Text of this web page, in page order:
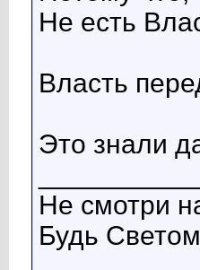
Не есть
Власть
Это знали
Не смотри
Будь